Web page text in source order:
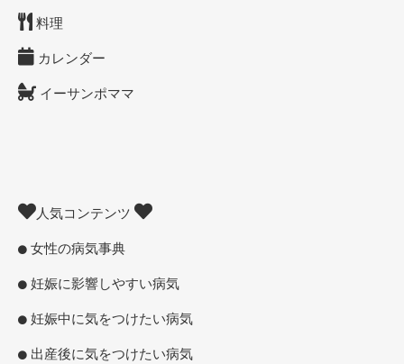
料理
カレンダー
イーサンポママ
人気コンテンツ
女性の病気事典
妊娠に影響しやすい病気
妊娠中に気をつけたい病気
出産後に気をつけたい病気